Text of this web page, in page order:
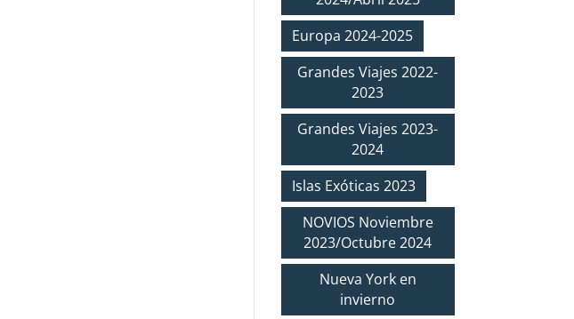
Europa 2024-2025
Grandes Viajes 2022-
2023
Grandes Viajes 2023-
2024
Islas Exóticas 2023
NOVIOS Noviembre
2023/Octubre 2024
Nueva York en
invierno